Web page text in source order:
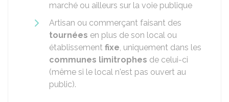
marché ou ailleurs sur la voie publique
Artisan ou commerçant faisant des
tournées en plus de son local ou
établissement fixe, uniquement dans les
communes limitrophes de celui-ci
(même si le local n'est pas ouvert au
public).